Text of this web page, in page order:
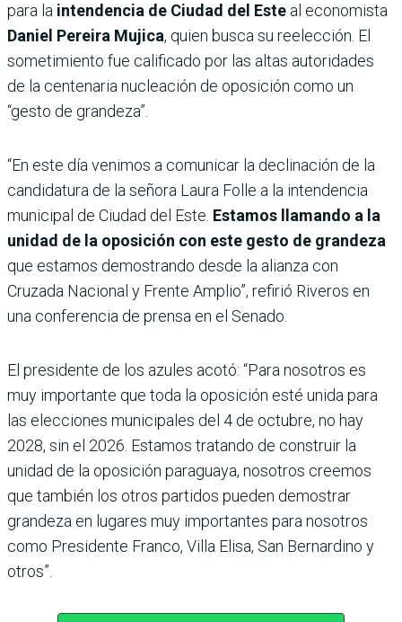
para la intendencia de Ciudad del Este al economista
Daniel Pereira Mujica, quien busca su reelección. El
sometimiento fue calificado por las altas autoridades
de la centenaria nucleación de oposición como un
“gesto de grandeza”.
“En este día venimos a comunicar la declinación de la
candidatura de la señora Laura Folle a la intendencia
municipal de Ciudad del Este. Estamos llamando a la
unidad de la oposición con este gesto de grandeza
que estamos demostrando desde la alianza con
Cruzada Nacional y Frente Amplio”, refirió Riveros en
una conferencia de prensa en el Senado.
El presidente de los azules acotó: “Para nosotros es
muy importante que toda la oposición esté unida para
las elecciones municipales del 4 de octubre, no hay
2028, sin el 2026. Estamos tratando de construir la
unidad de la oposición paraguaya, nosotros creemos
que también los otros partidos pueden demostrar
grandeza en lugares muy importantes para nosotros
como Presidente Franco, Villa Elisa, San Bernardino y
otros”.